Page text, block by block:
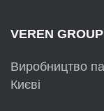
VEREN GROUP
Виробництво
Києві